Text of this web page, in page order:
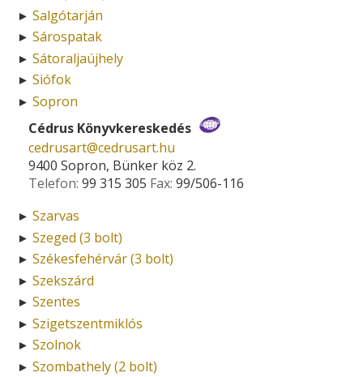
► Salgótarján
► Sárospatak
► Sátoraljaújhely
► Siófok
► Sopron
Cédrus Könyvkereskedés
cedrusart­@­cedrusart.hu
9400 Sopron, Bünker köz 2.
Telefon: 99 315 305 Fax: 99/506-116
► Szarvas
► Szeged (3 bolt)
► Székesfehérvár (3 bolt)
► Szekszárd
► Szentes
► Szigetszentmiklós
► Szolnok
► Szombathely (2 bolt)